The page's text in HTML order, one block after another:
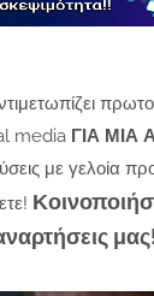
media ΓΙΑ
με γελοία
μας!